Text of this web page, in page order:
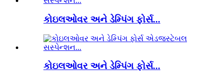
કોઇલઓવર અને ડેમ્પિંગ ફોર્સ...
કોઇલઓવર અને ડેમ્પિંગ ફોર્સ...